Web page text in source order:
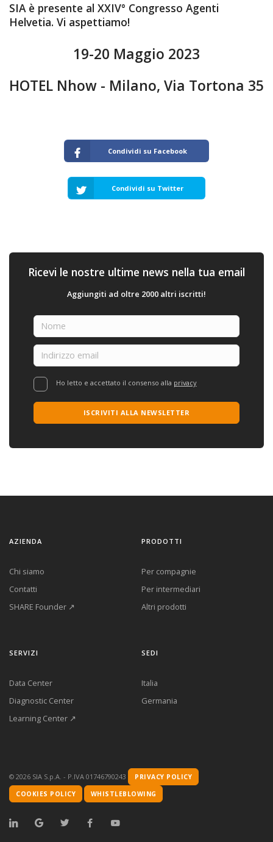
SIA è presente al XXIV° Congresso Agenti
Helvetia. Vi aspettiamo!
19-20 Maggio 2023
HOTEL Nhow - Milano, Via Tortona 35
Condividi su Facebook
Condividi su Twitter
Ricevi le nostre ultime news nella tua email
Aggiungiti ad oltre 2000 altri iscritti!
Ho letto e accettato il consenso alla privacy
ISCRIVITI ALLA NEWSLETTER
AZIENDA
Chi siamo
Contatti
SHARE Founder ↗
PRODOTTI
Per compagnie
Per intermediari
Altri prodotti
SERVIZI
Data Center
Diagnostic Center
Learning Center ↗
SEDI
Italia
Germania
© 2026 SIA S.p.A. - P.IVA 01746790243
PRIVACY POLICY
COOKIES POLICY
WHISTLEBLOWING